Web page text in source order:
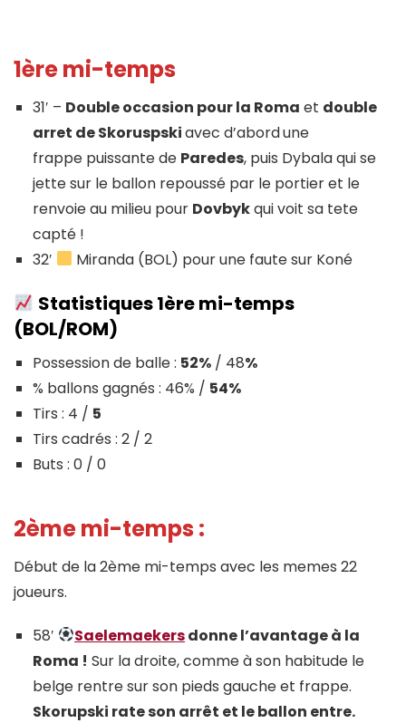
1ère mi-temps
31′ – Double occasion pour la Roma et double
arret de Skoruspskiavec d’abordune
frappe puissante de Paredes, puis Dybala qui se
jette sur le ballon repoussé par le portier et le
renvoie au milieu pour Dovbykqui voit sa tete
capté !
32′
Miranda (BOL) pour une faute sur Koné
Statistiques 1ère mi-temps
(BOL/ROM)
Possession de balle : 52%/ 48%
% ballons gagnés : 46% / 54%
Tirs : 4 / 5
Tirs cadrés : 2 / 2
Buts : 0 / 0
2ème mi-temps :
Début de la 2ème mi-temps avec les memes 22
joueurs.
58′ Saelemaekersdonne l’avantage à la
Roma ! Sur la droite, comme à son habitude le
belge rentre sur son pieds gauche et frappe.
Skorupski rate son arrêt et le ballon entre.